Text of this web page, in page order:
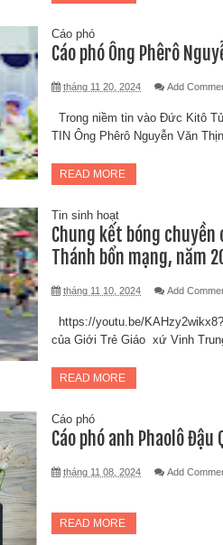
Cáo phó
Cáo phó Ông Phêrô
tháng 11 20, 2024 Add
Trong niềm tin vào Đức Kitô
TIN Ông Phêrô Nguyễn Văn
READ MORE
Tin sinh hoạt
Chung kết bóng chuyền
Thánh bổn mạng, năm
tháng 11 10, 2024 Add
https://youtu.be/
của Giới Trẻ Giáo xứ Vinh
READ MORE
Cáo phó
Cáo phó anh Phaolô Đậu
tháng 11 08, 2024 Add
READ MORE